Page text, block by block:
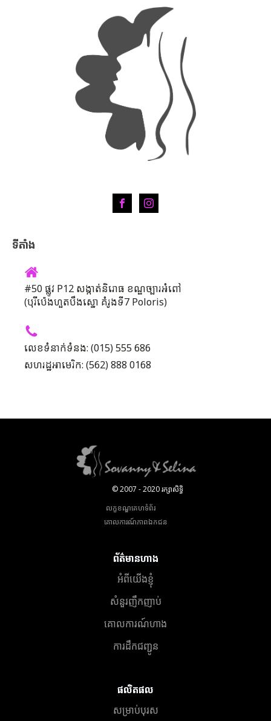
ទីតាំង
#50 ផ្លូវ P12 សង្កាត់និរោធ ខណ្ឌច្បារអំពៅ
(បុរីប៉េងហួតបឹងស្នោ គំរូងទី7 Poloris)
លេខទំនាក់ទំនង: (015) 555 686
សហរដ្ឋអាមេរិក: (562) 888 0168
© 2007 - 2020 រក្សាសិទ្ធិ
លក្ខខណ្ឌគេហទំព័រ
គោលការណ៍​ភាព​ឯកជន
ព័ត៌មានហាង
អំពីយើងខ្ញុំ
សំនួរញឹកញាប់
គោលការណ៍ហាង
ការដឹកជញ្ជូន
ផលិតផល
សម្រាប់បុរស